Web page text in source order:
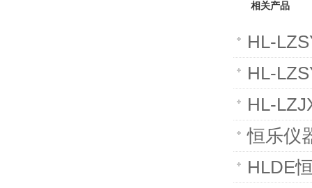
相关产品
HL-
HL-
HL-
恒乐仪
HLDE